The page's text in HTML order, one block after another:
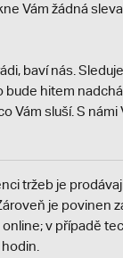
Vám žádná
baví nás.
bude hitem
Vám sluší. S
tržeb je
je povinen
v případě